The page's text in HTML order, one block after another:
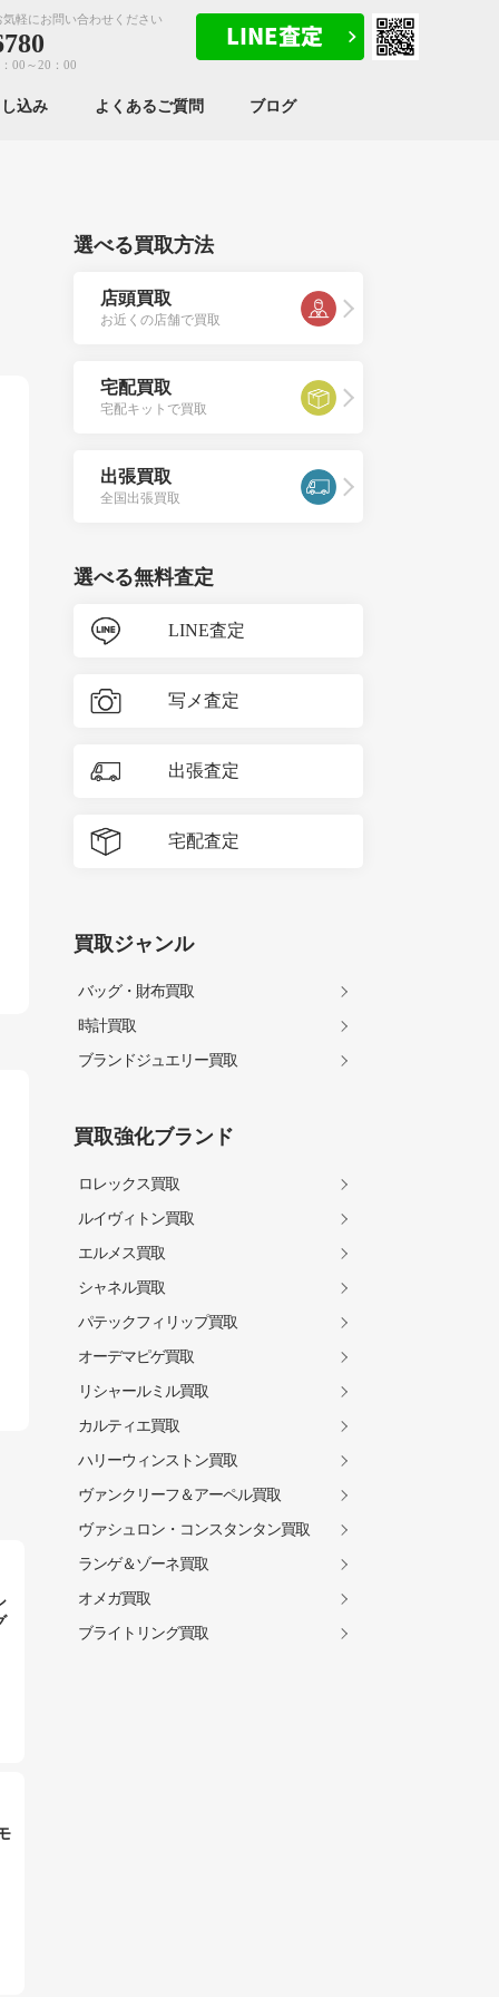
軽にお問い合わせください
00～20：00
込み よくあるご質問 ブログ
選べる買取方法
店頭買取
お近くの店舗で買取
宅配買取
宅配キットで買取
出張買取
全国出張買取
選べる無料査定
LINE査定
写メ査定
出張査定
宅配査定
買取ジャンル
バッグ・財布買取
時計買取
ブランドジュエリー買取
買取強化ブランド
ロレックス買取
ルイヴィトン買取
エルメス買取
シャネル買取
パテックフィリップ買取
オーデマピゲ買取
リシャールミル買取
カルティエ買取
ハリーウィンストン買取
ヴァンクリーフ＆アーペル買取
ヴァシュロン・コンスタンタン買取
ランゲ＆ゾーネ買取
オメガ買取
ブライトリング買取